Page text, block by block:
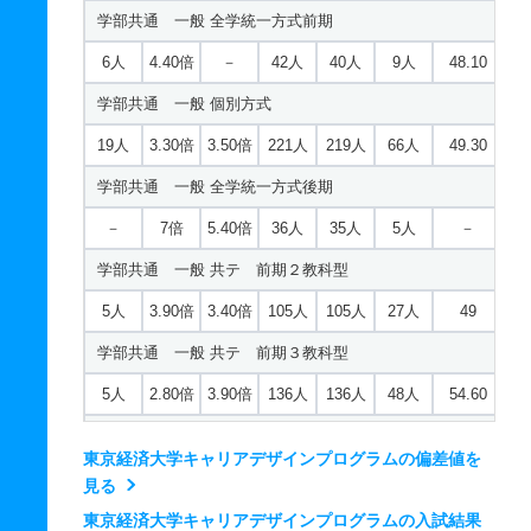
学部共通 一般 全学統一方式前期
6人 4.40倍 － 42人 40人 9人 48.10
学部共通 一般 個別方式
19人 3.30倍 3.50倍 221人 219人 66人 49.30
学部共通 一般 全学統一方式後期
－ 7倍 5.40倍 36人 35人 5人 －
学部共通 一般 共テ 前期２教科型
5人 3.90倍 3.40倍 105人 105人 27人 49
学部共通 一般 共テ 前期３教科型
5人 2.80倍 3.90倍 136人 136人 48人 54.60
若干名
学部共通 一般 ニ 後期３教科型
東京経済大学キャリアデザインプログラムの偏差値を
見る
東京経済大学キャリアデザインプログラムの入試結果